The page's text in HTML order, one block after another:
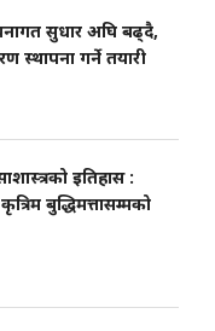
सुधार अघि बढ्दै,
स्थापना गर्ने तयारी
इतिहास :
बुद्धिमत्तासम्मको